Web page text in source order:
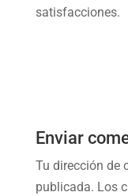
satisfacciones.
Enviar
Tu dirección de
publicada. Los